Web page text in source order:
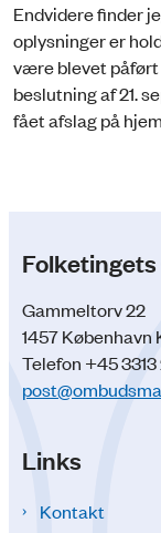
Endvidere finder
oplysninger er
være blevet påført
beslutning af 21.
fået afslag på
Gammeltorv 22
1457 København
Telefon +45 3313
Links
Kontakt